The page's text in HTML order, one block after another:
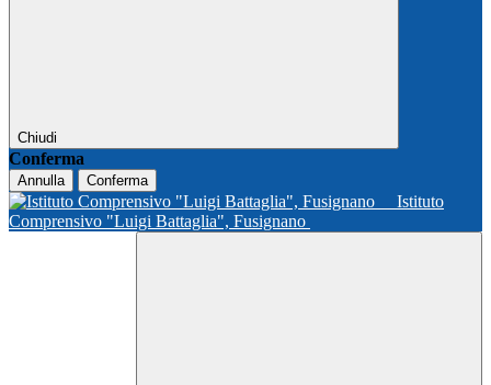
Chiudi
Conferma
Annulla Conferma
Istituto
Comprensivo "Luigi Battaglia", Fusignano